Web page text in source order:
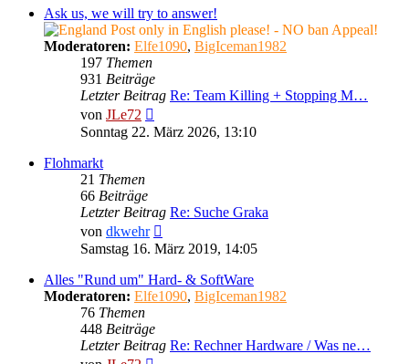
Ask us, we will try to answer!
Post only in English please! - NO ban Appeal!
Moderatoren: Elfe1090, BigIceman1982
197 Themen
931 Beiträge
Letzter Beitrag Re: Team Killing + Stopping M…
von JLe72
Beitrag
Sonntag 22. März 2026, 13:10
Flohmarkt
21 Themen
66 Beiträge
Letzter Beitrag Re: Suche Graka
von dkwehr
Beitrag
Samstag 16. März 2019, 14:05
Alles "Rund um" Hard- & SoftWare
Moderatoren: Elfe1090, BigIceman1982
76 Themen
448 Beiträge
Letzter Beitrag Re: Rechner Hardware / Was ne…